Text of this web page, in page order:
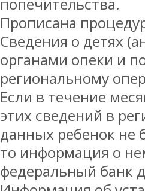
Прописана
Сведения о детях
органами опеки и
региональному
Если в течение
этих сведений в
данных ребенок не
то информация о
федеральный банк